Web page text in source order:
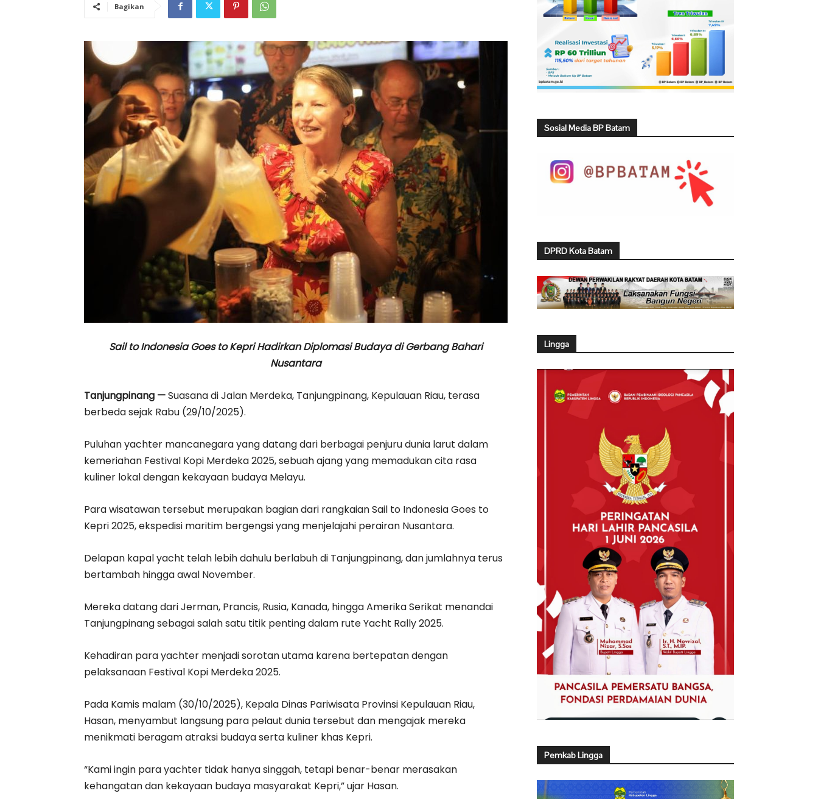
Bagikan
Sail to Indonesia Goes to Kepri Hadirkan Diplomasi Budaya di Gerbang Bahari
Nusantara
Tanjungpinang —Suasana di Jalan Merdeka, Tanjungpinang, Kepulauan Riau, terasa
berbeda sejak Rabu (29/10/2025).
Puluhan yachter mancanegara yang datang dari berbagai penjuru dunia larut dalam
kemeriahan Festival Kopi Merdeka 2025, sebuah ajang yang memadukan cita rasa
kuliner lokal dengan kekayaan budaya Melayu.
Para wisatawan tersebut merupakan bagian dari rangkaian Sail to Indonesia Goes to
Kepri 2025, ekspedisi maritim bergengsi yang menjelajahi perairan Nusantara.
Delapan kapal yacht telah lebih dahulu berlabuh di Tanjungpinang, dan jumlahnya terus
bertambah hingga awal November.
Mereka datang dari Jerman, Prancis, Rusia, Kanada, hingga Amerika Serikat menandai
Tanjungpinang sebagai salah satu titik penting dalam rute Yacht Rally 2025.
Kehadiran para yachter menjadi sorotan utama karena bertepatan dengan
pelaksanaan Festival Kopi Merdeka 2025.
Pada Kamis malam (30/10/2025), Kepala Dinas Pariwisata Provinsi Kepulauan Riau,
Hasan, menyambut langsung para pelaut dunia tersebut dan mengajak mereka
menikmati beragam atraksi budaya serta kuliner khas Kepri.
“Kami ingin para yachter tidak hanya singgah, tetapi benar-benar merasakan
kehangatan dan kekayaan budaya masyarakat Kepri,” ujar Hasan.
Sosial Media BP Batam
DPRD Kota Batam
Lingga
Pemkab Lingga